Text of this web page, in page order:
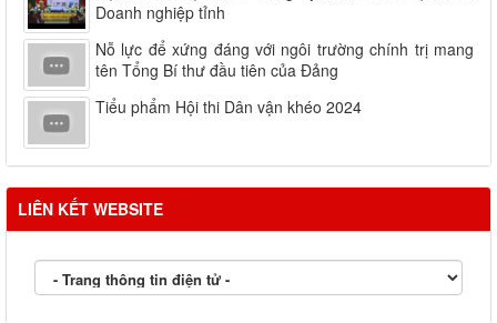
Doanh nghiệp tỉnh
Nỗ lực để xứng đáng với ngôi trường chính trị mang
tên Tổng Bí thư đầu tiên của Đảng
Tiểu phẩm Hội thi Dân vận khéo 2024
LIÊN KẾT WEBSITE